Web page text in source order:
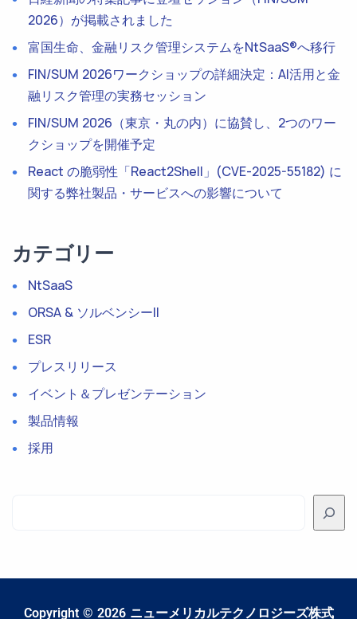
2026）が掲載されました
富国生命、金融リスク管理システムをNtSaaS®へ移行
FIN/SUM 2026ワークショップの詳細決定：AI活用と金
融リスク管理の実務セッション
FIN/SUM 2026（東京・丸の内）に協賛し、2つのワー
クショップを開催予定
React の脆弱性「React2Shell」(CVE-2025-55182) に
関する弊社製品・サービスへの影響について
カテゴリー
NtSaaS
ORSA & ソルベンシーII
ESR
プレスリリース
イベント＆プレゼンテーション
製品情報
採用
Copyright © 2026ニューメリカルテクノロジーズ株式